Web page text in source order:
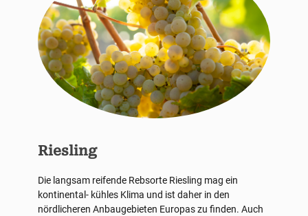
Riesling
Die langsam reifende Rebsorte Riesling mag ein
kontinental- kühles Klima und ist daher in den
nördlicheren Anbaugebieten Europas zu finden. Auch